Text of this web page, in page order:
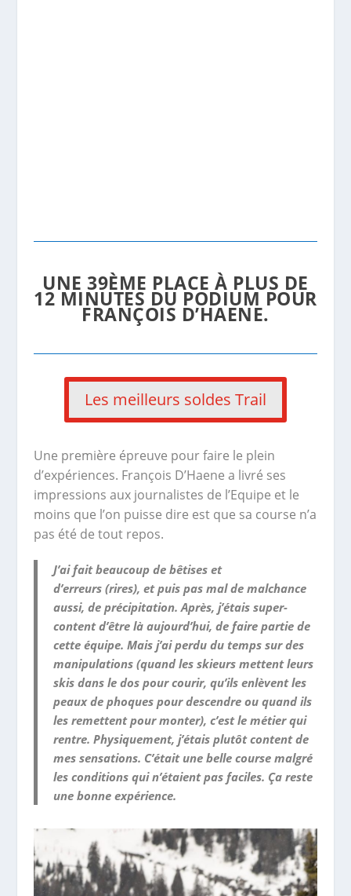
UNE 39ÈME PLACE À PLUS DE
12 MINUTES DU PODIUM POUR
FRANÇOIS D’HAENE.
Les meilleurs soldes Trail
Une première épreuve pour faire le plein
d’expériences. François D’Haene a livré ses
impressions aux journalistes de l’Equipe et le
moins que l’on puisse dire est que sa course n’a
pas été de tout repos.
J’ai fait beaucoup de bêtises et
d’erreurs (rires), et puis pas mal de malchance
aussi, de précipitation. Après, j’étais super-
content d’être là aujourd’hui, de faire partie de
cette équipe. Mais j’ai perdu du temps sur des
manipulations (quand les skieurs mettent leurs
skis dans le dos pour courir, qu’ils enlèvent les
peaux de phoques pour descendre ou quand ils
les remettent pour monter), c’est le métier qui
rentre. Physiquement, j’étais plutôt content de
mes sensations. C’était une belle course malgré
les conditions qui n’étaient pas faciles. Ça reste
une bonne expérience.